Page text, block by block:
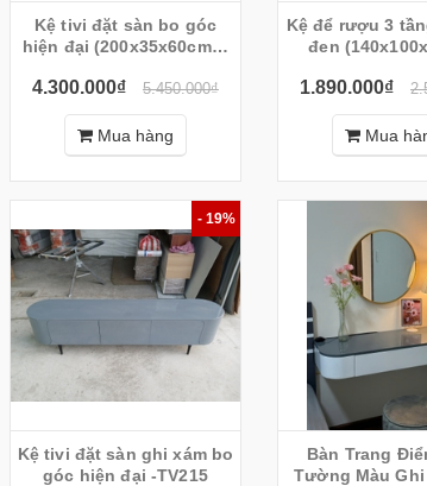
Kệ tivi đặt sàn bo góc
hiện đại (200x35x60cm) -
4.300.000₫ 5.450.000₫
Mua hàng
Kệ để rượu 3
đen
1.890.000₫
Mua
- 19%
Kệ tivi đặt sàn ghi xám bo
góc hiện đại -TV215
Bàn Trang
Tường Màu Ghi
Kệ gỗ tivi treo
Bộ Bàn Ghế
chân ghế sơn
Kệ tivi treo